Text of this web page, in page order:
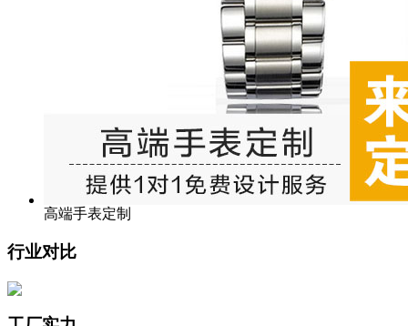
高端手表定制
行业对比